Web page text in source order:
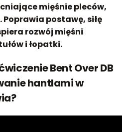
mięśnie pleców,
postawę, siłę
rozwój mięśni
i łopatki.
Bent Over DB
hantlami w